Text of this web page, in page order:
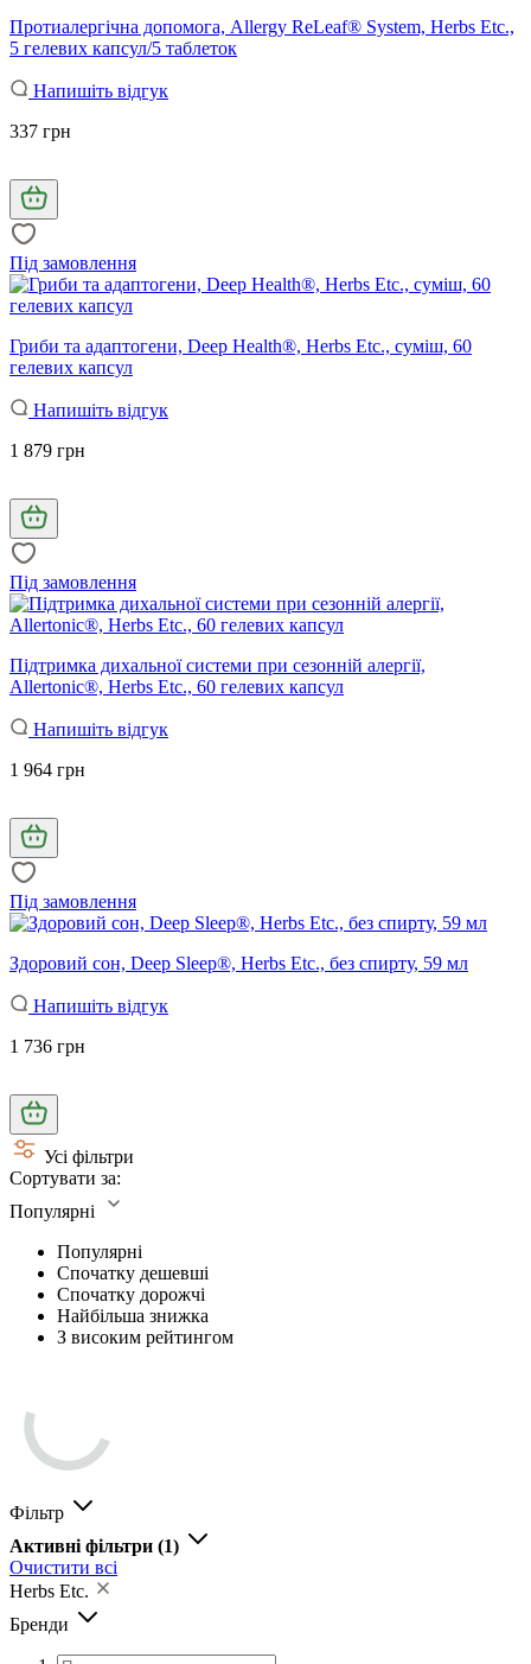
Протиалергічна допомога, Allergy ReLeaf® System, Herbs Etc.,
5 гелевих капсул/5 таблеток
Напишіть відгук
337 грн
Під замовлення
Гриби та адаптогени, Deep Health®, Herbs Etc., суміш, 60
гелевих капсул
Напишіть відгук
1 879 грн
Під замовлення
Підтримка дихальної системи при сезонній алергії,
Allertonic®, Herbs Etc., 60 гелевих капсул
Напишіть відгук
1 964 грн
Під замовлення
Здоровий сон, Deep Sleep®, Herbs Etc., без спирту, 59 мл
Напишіть відгук
1 736 грн
Усі фільтри
Сортувати за:
Популярні
Популярні
Спочатку дешевші
Спочатку дорожчі
Найбільша знижка
З високим рейтингом
Фільтр
Активні фільтри (1)
Очистити всі
Herbs Etc.
Бренди